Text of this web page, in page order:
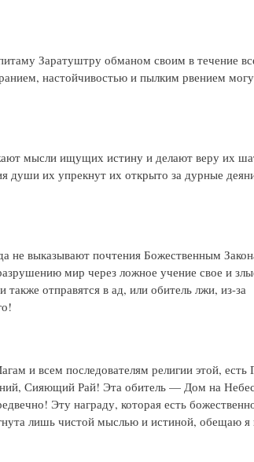
Заратуштру обманом своим в течение
настойчивостью и пылким рвением
мысли ищущих истину и делают веру их
души их упрекнут их открыто за дурные
не выказывают почтения Божественным
мир через ложное учение свое и
отправятся в ад, или обитель лжи, из-за
и всем последователям религии этой, есть
Сияющий Рай! Эта обитель — Дом на
Эту награду, которая есть
лишь чистой мыслью и истиной, обещаю я